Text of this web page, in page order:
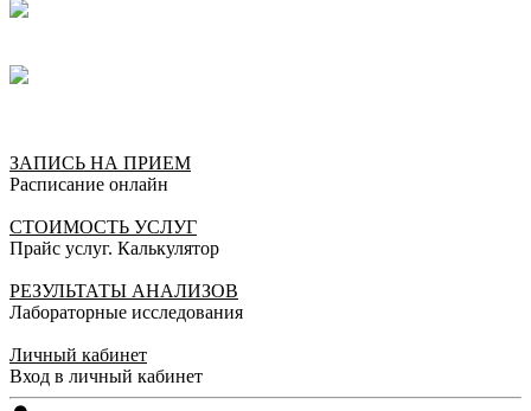
ЗАПИСЬ НА ПРИЕМ
Расписание онлайн
СТОИМОСТЬ УСЛУГ
Прайс услуг. Калькулятор
РЕЗУЛЬТАТЫ АНАЛИЗОВ
Лабораторные исследования
Личный кабинет
Вход в личный кабинет